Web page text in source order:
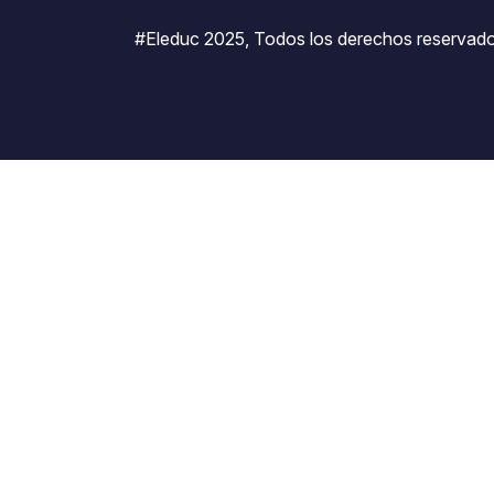
#Eleduc 2025, Todos los derechos